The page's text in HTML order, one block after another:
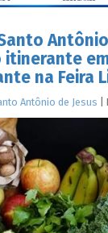
itinerante
na Feira
Antônio de Jesus